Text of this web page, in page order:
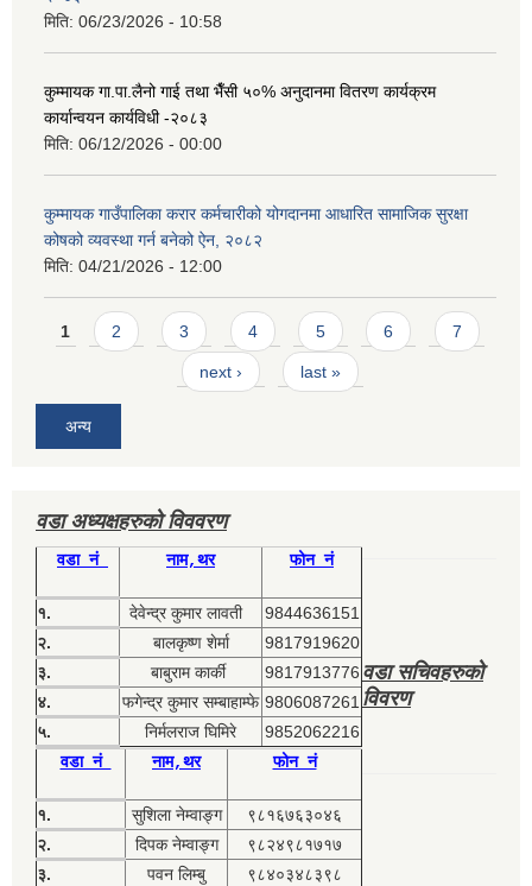
मिति: 06/23/2026 - 10:58
कुम्मायक गा.पा.लैनो गाई तथा भैँसी ५०% अनुदानमा वितरण कार्यक्रम
कार्यान्वयन कार्यविधी -२०८३
मिति: 06/12/2026 - 00:00
कुम्मायक गाउँपालिका करार कर्मचारीको योगदानमा आधारित सामाजिक सुरक्षा
कोषको व्यवस्था गर्न बनेको ऐन, २०८२
मिति: 04/21/2026 - 12:00
Pages
1 2 3 4 5 6 7
next › last »
अन्य
वडा अध्यक्षहरुको विववरण
वडा नं नाम,थर फोन नं
१. देवेन्द्र कुमार लावती
9844636151
२.
बालकृष्ण शेर्मा
9817919620
३.
बाबुराम कार्की
9817913776
४.
फगेन्द्र कुमार सम्बाहाम्फे 9806087261
५.
निर्मलराज घिमिरे 9852062216
वडा सचिवहरुको
विवरण
वडा नं नाम,थर फोन नं
१. सुशिला नेम्वाङ्ग
९८१६७६३०४६
२.
दिपक नेम्वाङ्ग
९८२४९८१७१७
३.
पवन लिम्बु
९८४०३४८३९८